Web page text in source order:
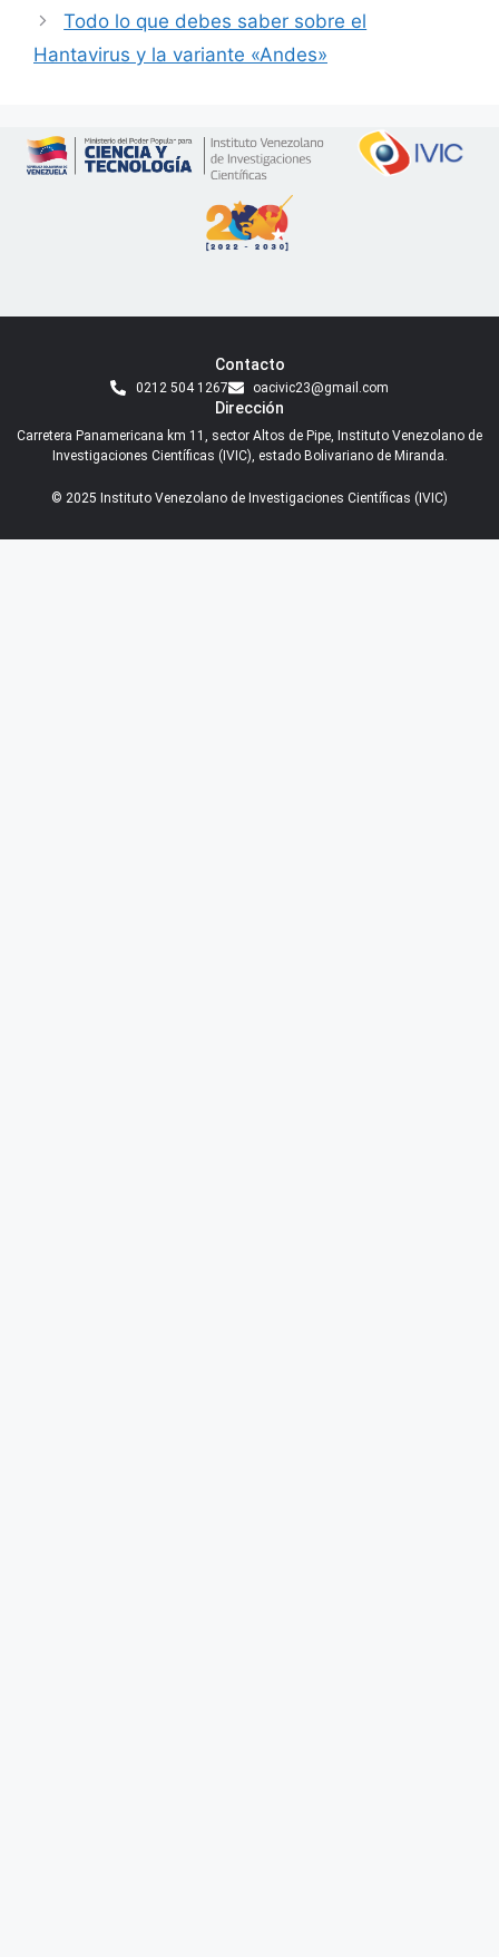
Todo lo que debes saber sobre el
Hantavirus y la variante «Andes»
Contacto
0212 504 1267 oacivic23@gmail.com
Dirección
Carretera Panamericana km 11, sector Altos de Pipe, Instituto Venezolano de
Investigaciones Científicas (IVIC), estado Bolivariano de Miranda.
© 2025 Instituto Venezolano de Investigaciones Científicas (IVIC)